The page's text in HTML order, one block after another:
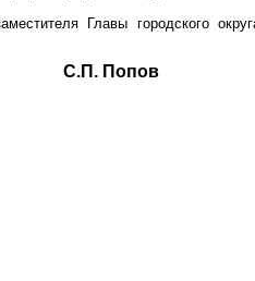
Главы городского
С.П. Попов